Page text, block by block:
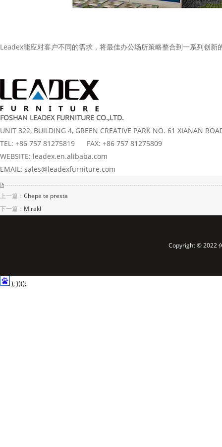
Leadex能应对客户不同的需求，将最佳办公场所策略整合到一系列创
FOSHAN LEADEX FURNITURE CO.,LTD.
UNIT 322, BUILDING 4, GREEN CREATIVE PARK NO. 61 XIANAN
TEL: +86 757 81275819 FAX: +86 757 81275809
WEBSITE: leadex.en.alibaba.com
EMAIL: sales@leadexfurniture.com
上一篇： Chepe te presta
下一篇： Mirakl
Copyright © 2022
); })();